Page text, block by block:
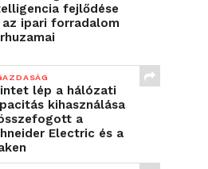
fejlődése
az ipari forradalom
lép a hálózati
kihasználása
a
Electric és a